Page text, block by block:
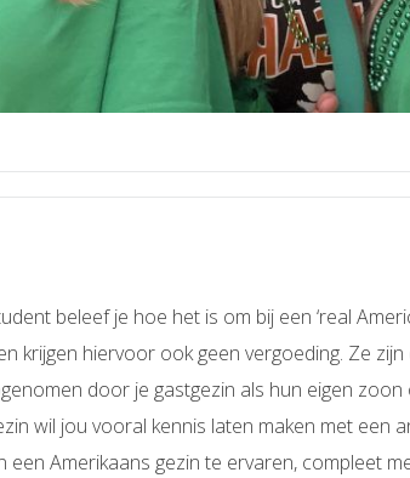
beleef je hoe het is om bij een ‘real
krijgen hiervoor ook geen vergoeding. Ze
door je gastgezin als hun eigen
wil jou vooral kennis laten maken met een
een Amerikaans gezin te ervaren, compleet